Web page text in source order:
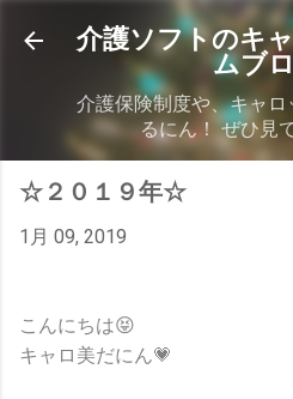
スキップしてメイン
介護ソフトのキ
ムブ
介護保険制度や、キャ
るにん！ ぜひ見
☆２０１９年☆
1月 09, 2019
こんにちは😝
キャロ美だにん💗